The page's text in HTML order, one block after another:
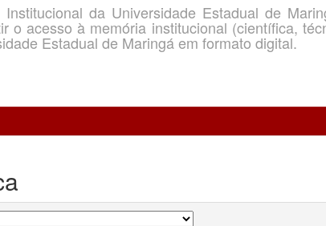
da Universidade Estadual de
o acesso à memória institucional (científica,
Estadual de Maringá em formato digital.